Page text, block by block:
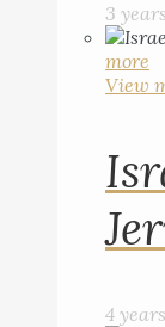
3
more
View
4